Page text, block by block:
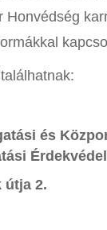
és
útja 2.